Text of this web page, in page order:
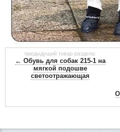
предыдущий товар раздела:
← Обувь для собак 215-1 на
мягкой подошве
светоотражающая